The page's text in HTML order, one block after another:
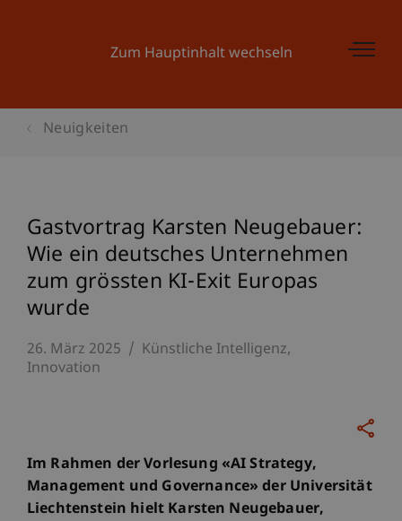
Zum Hauptinhalt wechseln
Neuigkeiten
Gastvortrag Karsten Neugebauer:
Wie ein deutsches Unternehmen
zum grössten KI-Exit Europas
wurde
26. März 2025
Künstliche Intelligenz
Innovation
Im Rahmen der Vorlesung «AI Strategy,
Management und Governance» der Universität
Liechtenstein hielt Karsten Neugebauer,